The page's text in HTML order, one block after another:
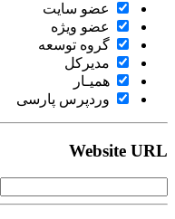
عضو سایت
عضو ویژه
گروه توسعه
مدیرکل
همیـار
وردپرس پارسی
Website URL